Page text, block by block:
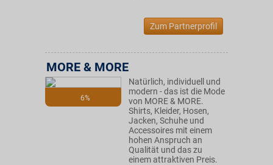
Zum Partnerprofil
6%
MORE & MORE
Natürlich, individuell und
modern - das ist die Mode
von MORE & MORE.
Shirts, Kleider, Hosen,
Jacken, Schuhe und
Accessoires mit einem
hohen Anspruch an
Qualität und das zu
einem attraktiven Preis.